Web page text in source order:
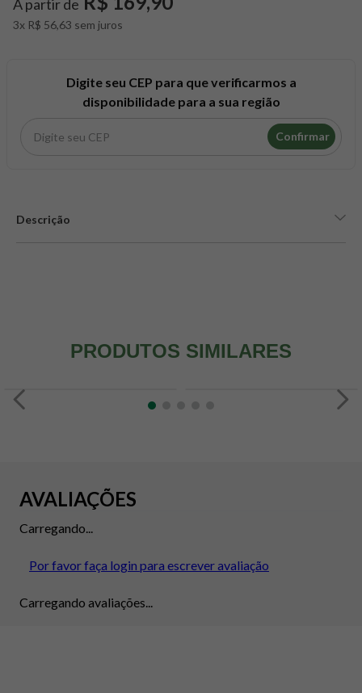
A partir de
3x R$ 56,63 sem juros
Digite seu CEP para que verificarmos a
disponibilidade para a sua região
Confirmar
Descrição
PRODUTOS SIMILARES
AVALIAÇÕES
Carregando...
Por favor faça login para escrever avaliação
Carregando avaliações...
8º maca peruana
9 º psyllium